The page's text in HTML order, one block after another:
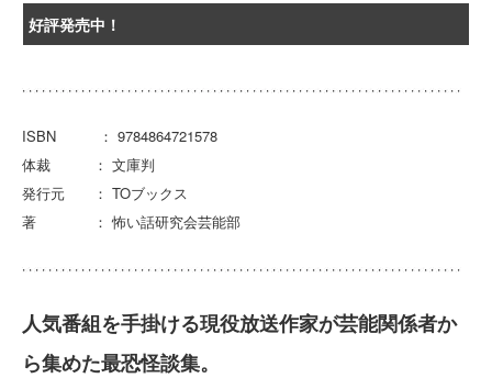
好評発売中！
ISBN ： 9784864721578
体裁 ： 文庫判
発行元 ： TOブックス
著 ： 怖い話研究会芸能部
人気番組を手掛ける現役放送作家が芸能関係者か
ら集めた最恐怪談集。